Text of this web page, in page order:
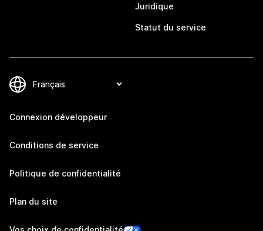
Juridique
Statut du service
Connexion développeur
Conditions de service
Politique de confidentialité
Plan du site